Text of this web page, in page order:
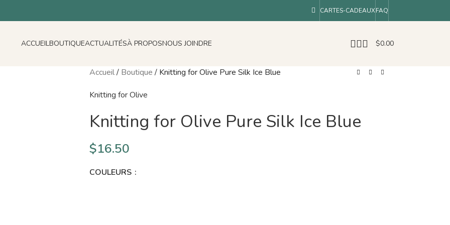
CARTES-CADEAUXFAQ
ACCUEILBOUTIQUEACTUALITÉSÀ PROPOSNOUS JOINDRE $0.00
Accueil/ Boutique / Knitting for Olive Pure Silk Ice Blue
Knitting for Olive
Knitting for Olive Pure Silk Ice Blue
$16.50
COULEURS